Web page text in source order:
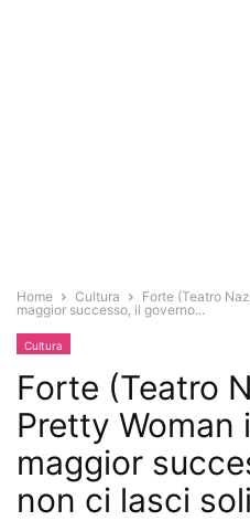
Home Cultura
Forte (Teatro
maggior successo, il governo...
Cultura
Forte (Teatro
Pretty Woman
maggior
non ci lasci